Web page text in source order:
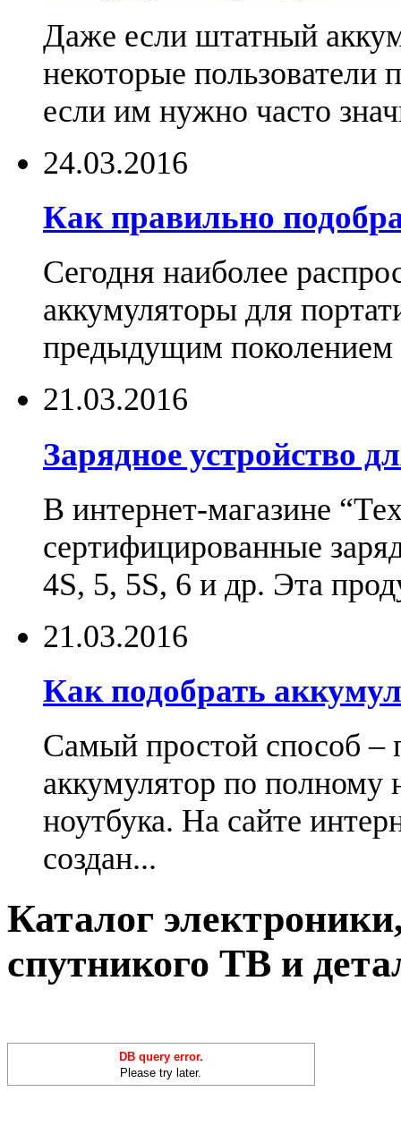
Даже если штатный
некоторые пользователи
если им нужно часто
24.03.2016
Как правильно
Сегодня наиболее
аккумуляторы для
предыдущим поколением
21.03.2016
Зарядное устройство
В интернет-магазине
сертифицированные
4S, 5, 5S, 6 и др. Эта
21.03.2016
Как подобрать
Самый простой способ –
аккумулятор по
ноутбука. На сайте
создан...
Каталог
спутникого ТВ и
DB query error.
Please try later.